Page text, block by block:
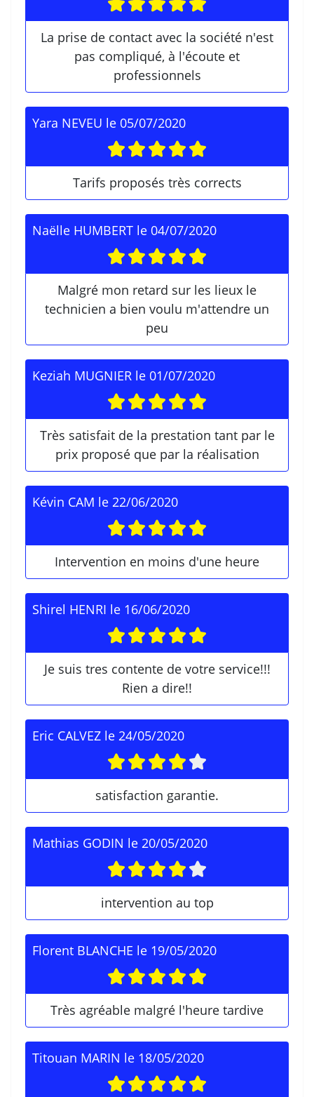
La prise de contact avec la société n'est
pas compliqué, à l'écoute et
professionnels
Yara NEVEU le 05/07/2020
Tarifs proposés très corrects
Naëlle HUMBERT le 04/07/2020
Malgré mon retard sur les lieux le
technicien a bien voulu m'attendre un
peu
Keziah MUGNIER le 01/07/2020
Très satisfait de la prestation tant par le
prix proposé que par la réalisation
Kévin CAM le 22/06/2020
Intervention en moins d'une heure
Shirel HENRI le 16/06/2020
Je suis tres contente de votre service!!!
Rien a dire!!
Eric CALVEZ le 24/05/2020
satisfaction garantie.
Mathias GODIN le 20/05/2020
intervention au top
Florent BLANCHE le 19/05/2020
Très agréable malgré l'heure tardive
Titouan MARIN le 18/05/2020